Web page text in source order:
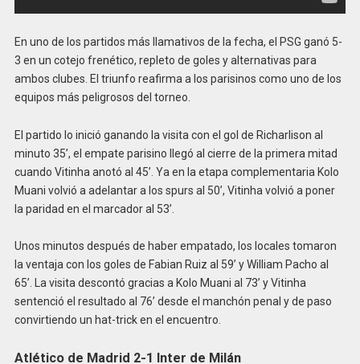
En uno de los partidos más llamativos de la fecha, el PSG ganó 5-
3 en un cotejo frenético, repleto de goles y alternativas para
ambos clubes. El triunfo reafirma a los parisinos como uno de los
equipos más peligrosos del torneo.
El partido lo inició ganando la visita con el gol de Richarlison al
minuto 35’, el empate parisino llegó al cierre de la primera mitad
cuando Vitinha anotó al 45’. Ya en la etapa complementaria Kolo
Muani volvió a adelantar a los spurs al 50’, Vitinha volvió a poner
la paridad en el marcador al 53’.
Unos minutos después de haber empatado, los locales tomaron
la ventaja con los goles de Fabian Ruiz al 59’ y William Pacho al
65’. La visita descontó gracias a Kolo Muani al 73’ y Vitinha
sentenció el resultado al 76’ desde el manchón penal y de paso
convirtiendo un hat-trick en el encuentro.
Atlético de Madrid 2-1 Inter de Milán